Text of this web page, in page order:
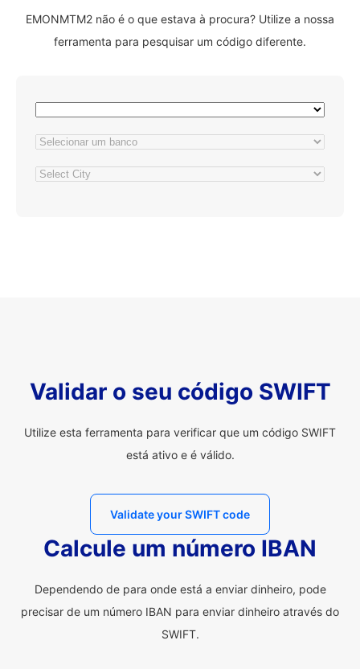
EMONMTM2 não é o que estava à procura? Utilize a nossa
ferramenta para pesquisar um código diferente.
Validar o seu código SWIFT
Utilize esta ferramenta para verificar que um código SWIFT
está ativo e é válido.
Validate your SWIFT code
Calcule um número IBAN
Dependendo de para onde está a enviar dinheiro, pode
precisar de um número IBAN para enviar dinheiro através do
SWIFT.